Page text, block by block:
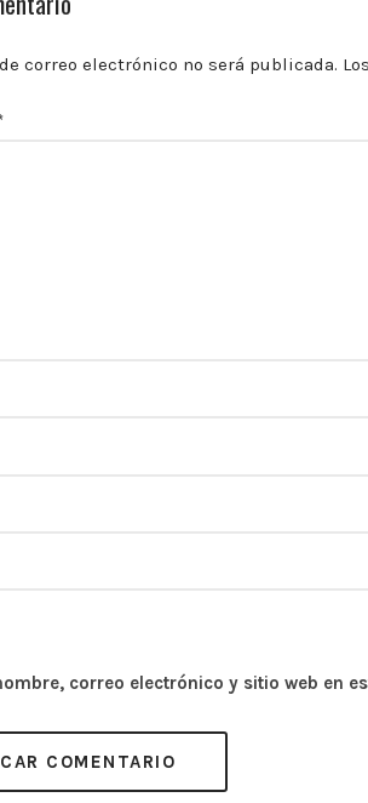
correo electrónico no será publicada.
correo electrónico y sitio web en